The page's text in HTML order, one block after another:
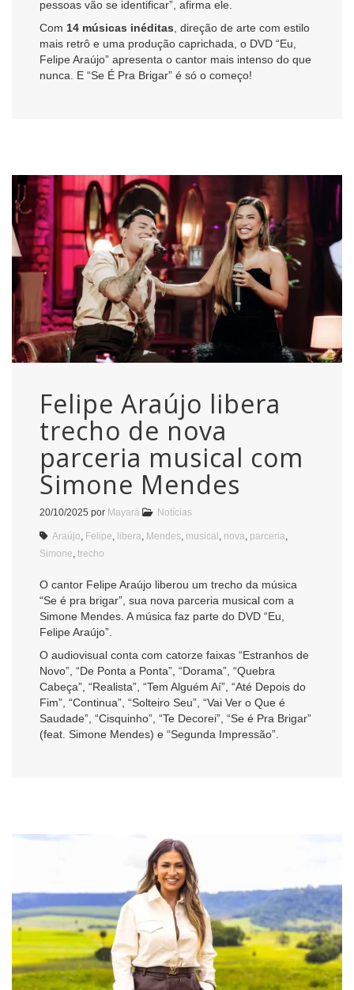
pessoas vão se identificar”, afirma ele.
Com 14 músicas inéditas, direção de arte com estilo
mais retrô e uma produção caprichada, o DVD “Eu,
Felipe Araújo” apresenta o cantor mais intenso do que
nunca. E “Se É Pra Brigar” é só o começo!
Felipe Araújo libera
trecho de nova
parceria musical com
Simone Mendes
20/10/2025 por Mayara Notícias
Araújo Felipe libera Mendes musical nova parceria
Simone trecho
O cantor Felipe Araújo liberou um trecho da música
“Se é pra brigar”, sua nova parceria musical com a
Simone Mendes. A música faz parte do DVD “Eu,
Felipe Araújo”.
O audiovisual conta com catorze faixas “Estranhos de
Novo”, “De Ponta a Ponta”, “Dorama”, “Quebra
Cabeça”, “Realista”, “Tem Alguém Aí”, “Até Depois do
Fim”, “Continua”, “Solteiro Seu”, “Vai Ver o Que é
Saudade”, “Cisquinho”, “Te Decorei”, “Se é Pra Brigar”
(feat. Simone Mendes) e “Segunda Impressão”.